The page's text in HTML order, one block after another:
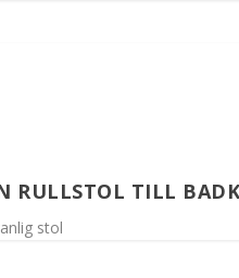
RULLSTOL TILL
stol